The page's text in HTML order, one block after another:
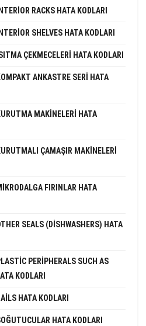
RACKS HATA KODLARI
SHELVES HATA KODLARI
ÇEKMECELERI HATA KODLARI
ANKASTRE SERI HATA
MAKINELERI HATA
ÇAMAŞIR MAKINELERI
FIRINLAR HATA
SEALS (DISHWASHERS) HATA
PERIPHERALS SUCH AS
KODLARI
HATA KODLARI
HATA KODLARI